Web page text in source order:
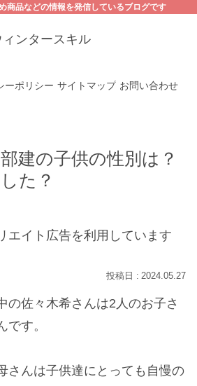
ィンタースキル
商品などの情報を発信しているブログです
ーポリシー サイトマップ お問い合わせ
建の子供の性別は？
た？
エイト広告を利用しています
2024.05.27
の佐々木希さんは2人のお子さ
です。
さんは子供達にとっても自慢の